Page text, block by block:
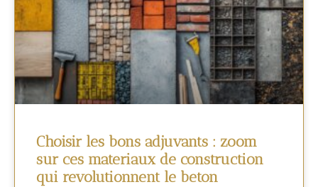
Choisir les bons adjuvants : zoom
sur ces materiaux de construction
qui revolutionnent le beton